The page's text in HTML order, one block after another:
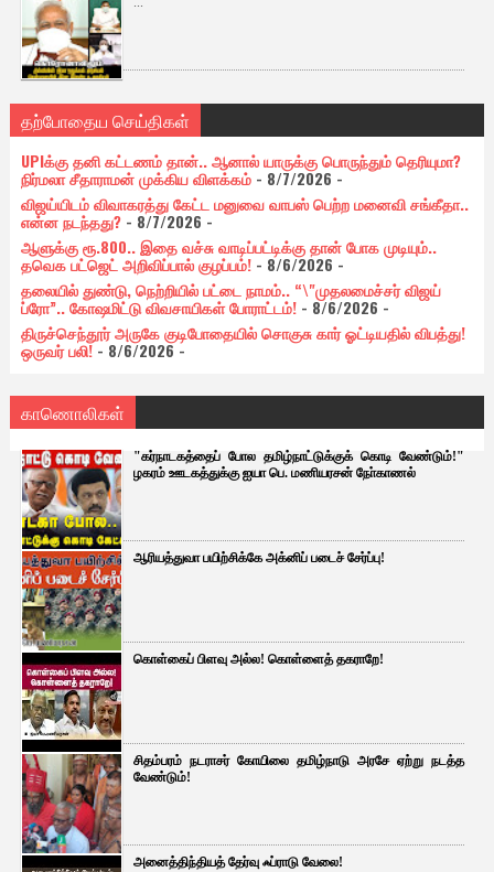
தற்போதைய செய்திகள்
UPIக்கு தனி கட்டணம் தான்.. ஆனால் யாருக்கு பொருந்தும் தெரியுமா?
நிர்மலா சீதாராமன் முக்கிய விளக்கம்- 8/7/2026 -
விஜய்யிடம் விவாகரத்து கேட்ட மனுவை வாபஸ் பெற்ற மனைவி சங்கீதா..
என்ன நடந்தது?- 8/7/2026 -
ஆளுக்கு ரூ.800.. இதை வச்சு வாடிப்பட்டிக்கு தான் போக முடியும்..
தவெக பட்ஜெட் அறிவிப்பால் குழப்பம்!- 8/6/2026 -
தலையில் துண்டு, நெற்றியில் பட்டை நாமம்.. “\"முதலமைச்சர் விஜய்
ப்ரோ”.. கோஷமிட்டு விவசாயிகள் போராட்டம்!- 8/6/2026 -
திருச்செந்தூர் அருகே குடிபோதையில் சொகுசு கார் ஓட்டியதில் விபத்து!
ஒருவர் பலி!- 8/6/2026-
காணொலிகள்
"கர்நாடகத்தைப் போல தமிழ்நாட்டுக்குக் கொடி வேண்டும்!"
ழகரம் ஊடகத்துக்கு ஐயா பெ. மணியரசன் நோ்காணல்
ஆரியத்துவா பயிற்சிக்கே அக்னிப் படைச் சேர்ப்பு!
கொள்கைப் பிளவு அல்ல! கொள்ளைத் தகராறே!
சிதம்பரம் நடராசர் கோயிலை தமிழ்நாடு அரசே ஏற்று நடத்த
வேண்டும்!
அனைத்திந்தியத் தேர்வு ஃப்ராடு வேலை!